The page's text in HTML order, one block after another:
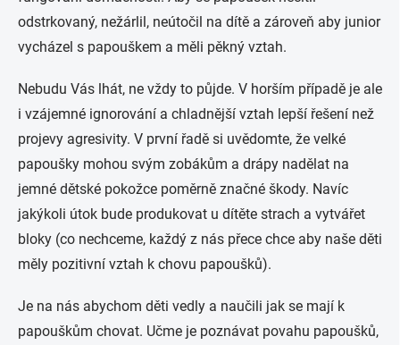
odstrkovaný, nežárlil, neútočil na dítě a zároveň aby junior
vycházel s papouškem a měli pěkný vztah.
Nebudu Vás lhát, ne vždy to půjde. V horším případě je ale
i vzájemné ignorování a chladnější vztah lepší řešení než
projevy agresivity. V první řadě si uvědomte, že velké
papoušky mohou svým zobákům a drápy nadělat na
jemné dětské pokožce poměrně značné škody. Navíc
jakýkoli útok bude produkovat u dítěte strach a vytvářet
bloky (co nechceme, každý z nás přece chce aby naše děti
měly pozitivní vztah k chovu papoušků).
Je na nás abychom děti vedly a naučili jak se mají k
papouškům chovat. Učme je poznávat povahu papoušků,